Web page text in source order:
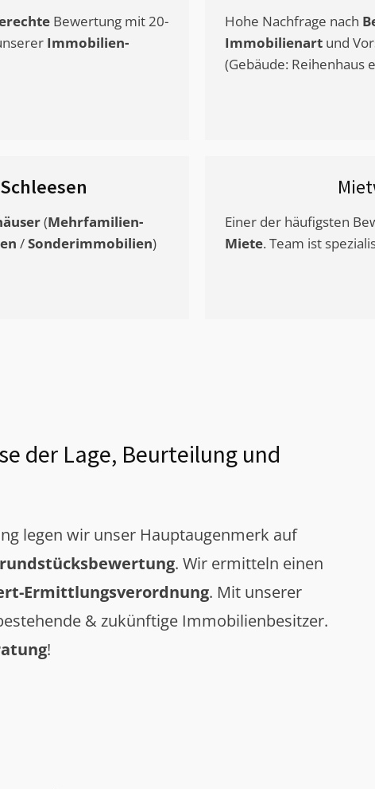
Bewertung mit 20-
Immobilien-
Hohe Nachfrage nach
Immobilienart und
(Gebäude: Reihenhaus
Schleesen
(Mehrfamilien-
/Sonderimmobilien)
Einer der häufigsten
Miete. Team ist
der Lage, Beurteilung und
legen wir unser Hauptaugenmerk auf
. Wir ermitteln einen
Ermittlungsverordnung. Mit unserer
& zukünftige Immobilienbesitzer.
!